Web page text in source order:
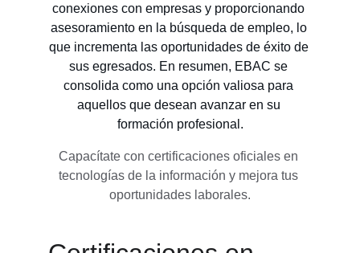
conexiones con empresas y proporcionando
asesoramiento en la búsqueda de empleo, lo
que incrementa las oportunidades de éxito de
sus egresados. En resumen, EBAC se
consolida como una opción valiosa para
aquellos que desean avanzar en su
formación profesional.
Capacítate con certificaciones oficiales en
tecnologías de la información y mejora tus
oportunidades laborales.